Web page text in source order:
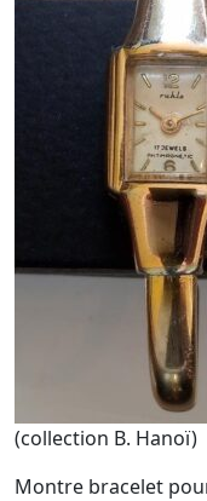
(collection B. Hanoï)
Montre bracelet